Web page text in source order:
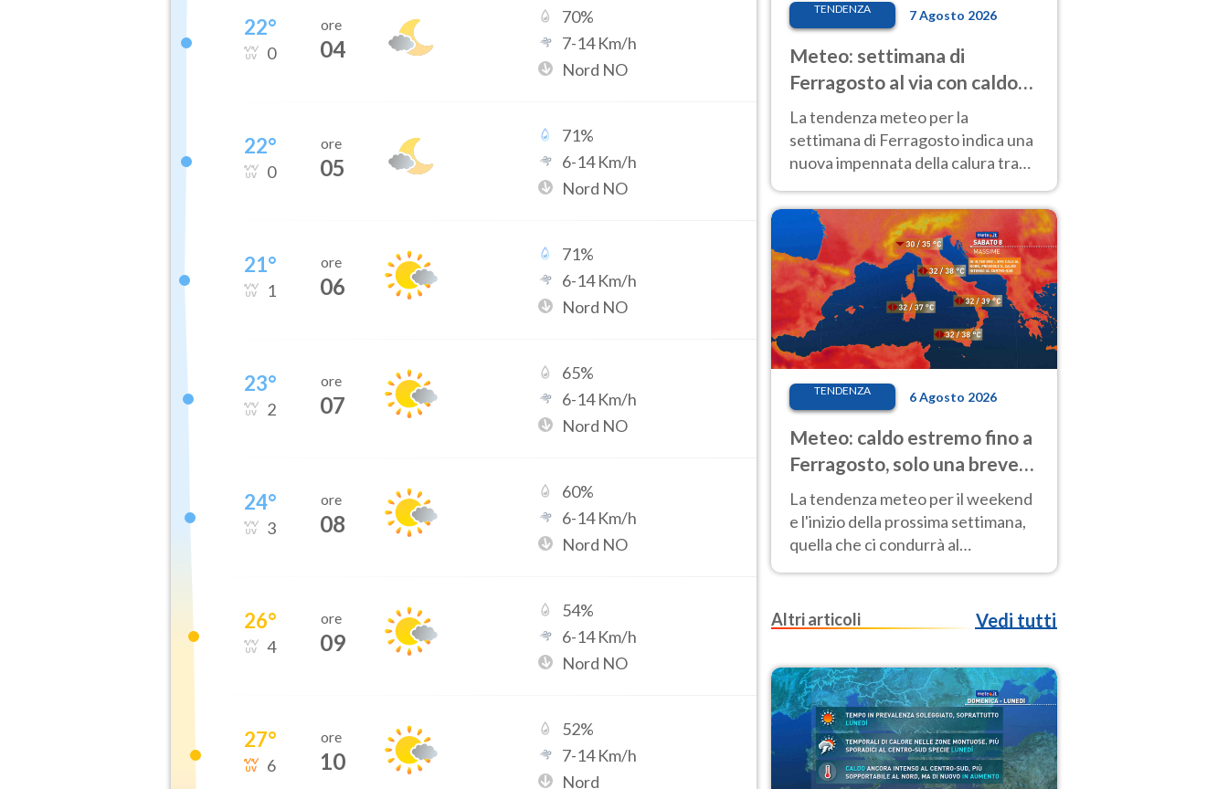
22°
0
ore
04
70%
7-14Km/h
Nord NO
22°
0
ore
05
71%
6-14Km/h
Nord NO
21°
1
ore
06
71%
6-14Km/h
Nord NO
23°
2
ore
07
65%
6-14Km/h
Nord NO
24°
3
ore
08
60%
6-14Km/h
Nord NO
26°
4
ore
09
54%
6-14Km/h
Nord NO
27°
6
ore
10
52%
7-14Km/h
Nord
TENDENZA 7 Agosto 2026
Meteo: settimana di
Ferragosto al via con caldo
intenso e qualche temporale
La tendenza meteo per la
settimana di Ferragosto indica una
nuova impennata della calura tra
anche al Nord.
TENDENZA 6 Agosto 2026
Meteo: caldo estremo fino a
Ferragosto, solo una breve
pausa. Ecco dove
La tendenza meteo per il weekend
e l'inizio della prossima settimana,
quella che ci condurrà al
Ferragosto, vede ancora
Altri articoli
Vedi tutti